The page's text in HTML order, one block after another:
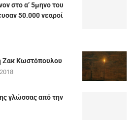
στο α’ 5μηνο του
50.000 νεαροί
Ζακ Κωστόπουλου
γλώσσας από την